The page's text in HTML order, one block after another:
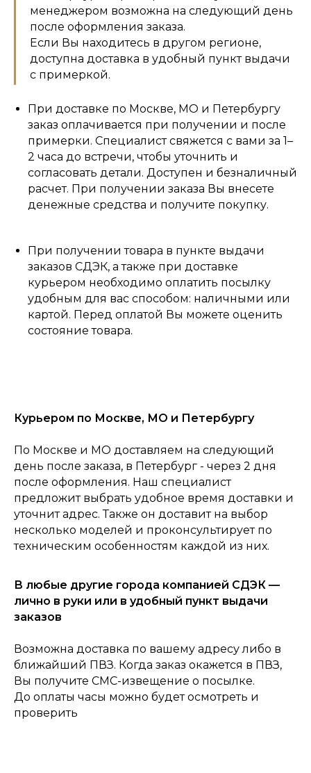
Главная Каталог
Консультация Корзина
менеджером возможна на следующий день
после оформления заказа.
Если Вы находитесь в другом регионе,
доступна доставка в удобный пункт выдачи
с примеркой.
При доставке по Москве, МО и Петербургу
заказ оплачивается при получении и после
примерки. Специалист свяжется с вами за 1–
2 часа до встречи, чтобы уточнить и
согласовать детали. Доступен и безналичный
расчет. При получении заказа Вы внесете
денежные средства и получите покупку.
При получении товара в пункте выдачи
заказов СДЭК, а также при доставке
курьером необходимо оплатить посылку
удобным для вас способом: наличными или
картой. Перед оплатой Вы можете оценить
состояние товара.
Курьером по Москве, МО и Петербургу
По Москве и МО доставляем на следующий
день после заказа, в Петербург - через 2 дня
после оформления. Наш специалист
предложит выбрать удобное время доставки и
уточнит адрес. Также он доставит на выбор
несколько моделей и проконсультирует по
техническим особенностям каждой из них.
В любые другие города компанией СДЭК —
лично в руки или в удобный пункт выдачи
заказов
Возможна доставка по вашему адресу либо в
ближайший ПВЗ. Когда заказ окажется в ПВЗ,
Вы получите СМС-извещение о посылке.
До оплаты часы можно будет осмотреть и
проверить